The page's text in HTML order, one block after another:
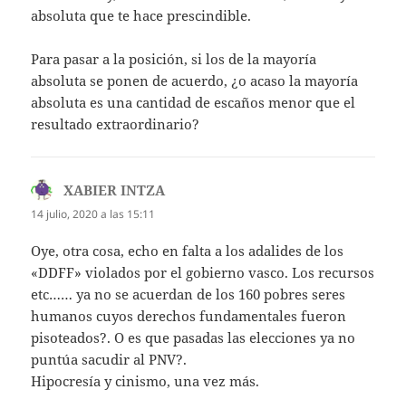
absoluta que te hace prescindible.
Para pasar a la posición, si los de la mayoría
absoluta se ponen de acuerdo, ¿o acaso la mayoría
absoluta es una cantidad de escaños menor que el
resultado extraordinario?
XABIER INTZAdice:
14 julio, 2020 a las 15:11
Oye, otra cosa, echo en falta a los adalides de los
«DDFF» violados por el gobierno vasco. Los recursos
etc…… ya no se acuerdan de los 160 pobres seres
humanos cuyos derechos fundamentales fueron
pisoteados?. O es que pasadas las elecciones ya no
puntúa sacudir al PNV?.
Hipocresía y cinismo, una vez más.